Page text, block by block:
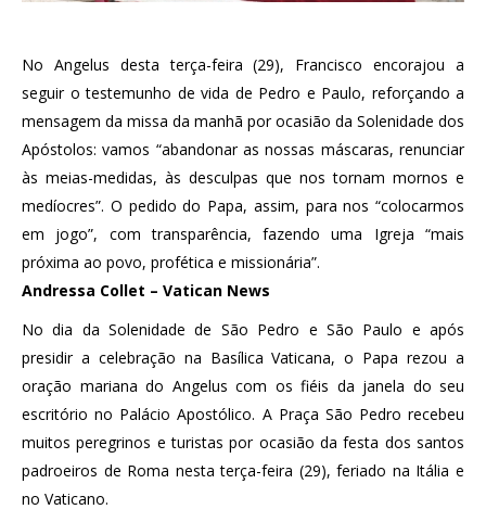
No Angelus desta terça-feira (29), Francisco encorajou a
seguir o testemunho de vida de Pedro e Paulo, reforçando a
mensagem da missa da manhã por ocasião da Solenidade dos
Apóstolos: vamos “abandonar as nossas máscaras, renunciar
às meias-medidas, às desculpas que nos tornam mornos e
medíocres”. O pedido do Papa, assim, para nos “colocarmos
em jogo”, com transparência, fazendo uma Igreja “mais
próxima ao povo, profética e missionária”.
Andressa Collet – Vatican News
No dia da Solenidade de São Pedro e São Paulo e após
presidir a celebração na Basílica Vaticana, o Papa rezou a
oração mariana do Angelus com os fiéis da janela do seu
escritório no Palácio Apostólico. A Praça São Pedro recebeu
muitos peregrinos e turistas por ocasião da festa dos santos
padroeiros de Roma nesta terça-feira (29), feriado na Itália e
no Vaticano.